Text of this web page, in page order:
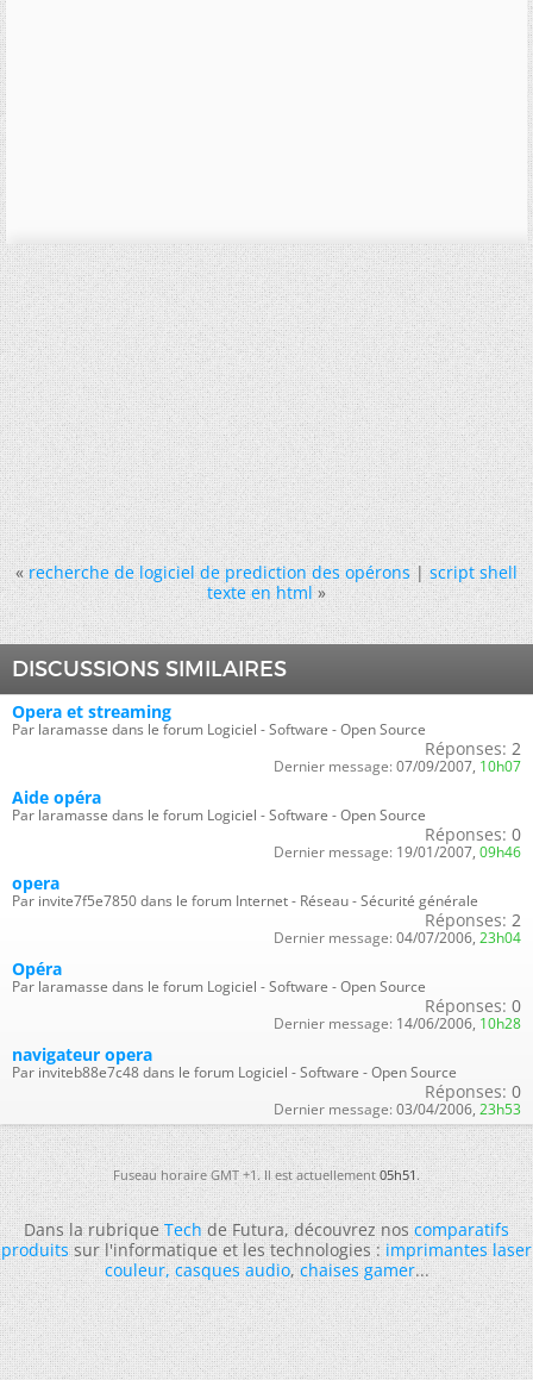
« recherche de logiciel de prediction des opérons|script shell
texte en html »
DISCUSSIONS SIMILAIRES
Opera et streaming
Par laramasse dans le forum Logiciel - Software - Open Source
Réponses: 2
Dernier message: 07/09/2007, 10h07
Aide opéra
Par laramasse dans le forum Logiciel - Software - Open Source
Réponses: 0
Dernier message: 19/01/2007, 09h46
opera
Par invite7f5e7850 dans le forum Internet - Réseau - Sécurité générale
Réponses: 2
Dernier message: 04/07/2006, 23h04
Opéra
Par laramasse dans le forum Logiciel - Software - Open Source
Réponses: 0
Dernier message: 14/06/2006, 10h28
navigateur opera
Par inviteb88e7c48 dans le forum Logiciel - Software - Open Source
Réponses: 0
Dernier message: 03/04/2006, 23h53
Fuseau horaire GMT +1. Il est actuellement05h51.
Dans la rubriqueTechde Futura, découvrez noscomparatifs
produitssur l'informatique et les technologies : imprimantes laser
couleur,casques audio,chaises gamer...